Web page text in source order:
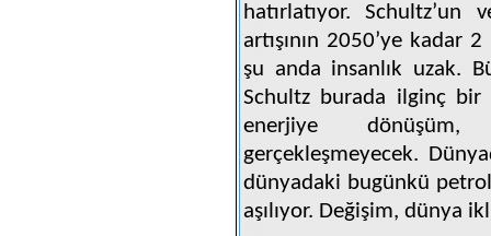
hatırlatıyor.
artışının 2050’ye kadar
şu anda insanlık uzak.
Schultz burada ilginç bir
enerjiye dönüşüm,
gerçekleşmeyecek.
dünyadaki bugünkü
aşılıyor. Değişim, dünya